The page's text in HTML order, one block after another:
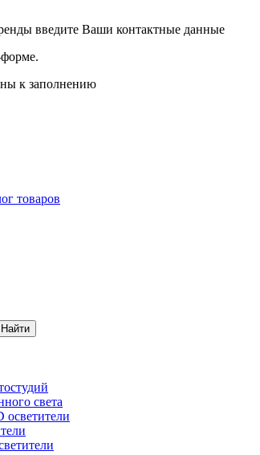
введите Ваши контактные данные
к заполнению
света